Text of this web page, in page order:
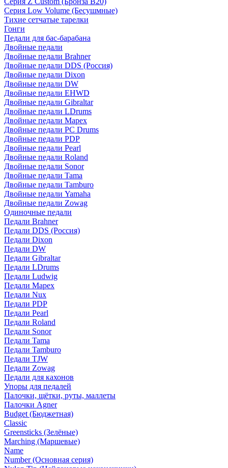
Серия Low Volume (Бесушмные)
Тихие сетчатые тарелки
Гонги
Педали для бас-барабана
Двойные педали
Двойные педали Brahner
Двойные педали DDS (Россия)
Двойные педали Dixon
Двойные педали DW
Двойные педали EHWD
Двойные педали Gibraltar
Двойные педали LDrums
Двойные педали Mapex
Двойные педали PC Drums
Двойные педали PDP
Двойные педали Pearl
Двойные педали Roland
Двойные педали Sonor
Двойные педали Tama
Двойные педали Tamburo
Двойные педали Yamaha
Двойные педали Zowag
Одиночные педали
Педали Brahner
Педали DDS (Россия)
Педали Dixon
Педали DW
Педали Gibraltar
Педали LDrums
Педали Ludwig
Педали Mapex
Педали Nux
Педали PDP
Педали Pearl
Педали Roland
Педали Sonor
Педали Tama
Педали Tamburo
Педали TJW
Педали Zowag
Педали для кахонов
Упоры для педалей
Палочки, щётки, руты, маллеты
Палочки Agner
Budget (Бюджетная)
Classic
Greensticks (Зелёные)
Marching (Маршевые)
Name
Number (Основная серия)